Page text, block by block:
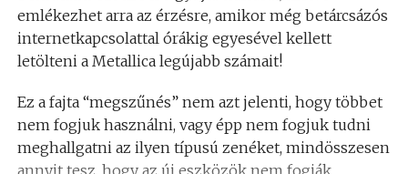
emlékezhet arra az érzésre, amikor még betárcsázós
internetkapcsolattal órákig egyesével kellett
letölteni a Metallica legújabb számait!
Ez a fajta “megszűnés” nem azt jelenti, hogy többet
nem fogjuk használni, vagy épp nem fogjuk tudni
meghallgatni az ilyen típusú zenéket, mindösszesen
annyit tesz, hogy az új eszközök nem fogják